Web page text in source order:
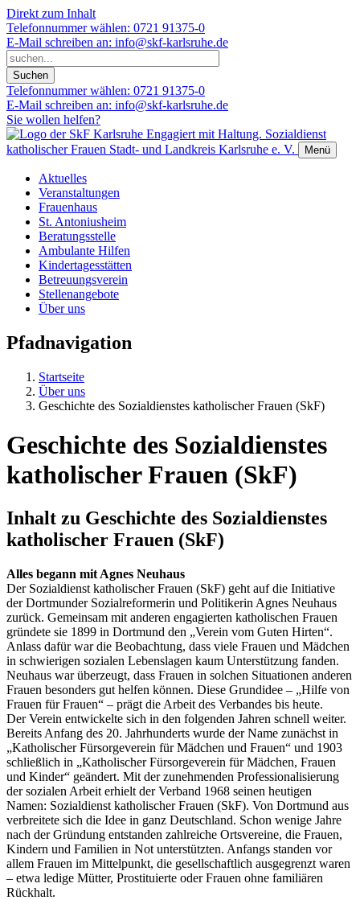
Direkt zum Inhalt
Telefonnummer wählen: 0721 91375-0
E-Mail schreiben an: info@skf-karlsruhe.de
Telefonnummer wählen: 0721 91375-0
E-Mail schreiben an: info@skf-karlsruhe.de
Sie wollen helfen?
Engagiert mit Haltung. Sozialdienst
katholischer Frauen Stadt- und Landkreis Karlsruhe e. V.
Menü
Aktuelles
Veranstaltungen
Frauenhaus
St. Antoniusheim
Beratungsstelle
Ambulante Hilfen
Kindertagesstätten
Betreuungsverein
Stellenangebote
Über uns
Pfadnavigation
Startseite
Über uns
Geschichte des Sozialdienstes katholischer Frauen (SkF)
Geschichte des Sozialdienstes
katholischer Frauen (SkF)
Inhalt zu Geschichte des Sozialdienstes
katholischer Frauen (SkF)
Alles begann mit Agnes Neuhaus
Der Sozialdienst katholischer Frauen (SkF) geht auf die Initiative
der Dortmunder Sozialreformerin und Politikerin Agnes Neuhaus
zurück. Gemeinsam mit anderen engagierten katholischen Frauen
gründete sie 1899 in Dortmund den „Verein vom Guten Hirten“.
Anlass dafür war die Beobachtung, dass viele Frauen und Mädchen
in schwierigen sozialen Lebenslagen kaum Unterstützung fanden.
Neuhaus war überzeugt, dass Frauen in solchen Situationen anderen
Frauen besonders gut helfen können. Diese Grundidee – „Hilfe von
Frauen für Frauen“ – prägt die Arbeit des Verbandes bis heute.
Der Verein entwickelte sich in den folgenden Jahren schnell weiter.
Bereits Anfang des 20. Jahrhunderts wurde der Name zunächst in
„Katholischer Fürsorgeverein für Mädchen und Frauen“ und 1903
schließlich in „Katholischer Fürsorgeverein für Mädchen, Frauen
und Kinder“ geändert. Mit der zunehmenden Professionalisierung
der sozialen Arbeit erhielt der Verband 1968 seinen heutigen
Namen: Sozialdienst katholischer Frauen (SkF). Von Dortmund aus
verbreitete sich die Idee in ganz Deutschland. Schon wenige Jahre
nach der Gründung entstanden zahlreiche Ortsvereine, die Frauen,
Kindern und Familien in Not unterstützten. Anfangs standen vor
allem Frauen im Mittelpunkt, die gesellschaftlich ausgegrenzt waren
– etwa ledige Mütter, Prostituierte oder Frauen ohne familiären
Rückhalt.